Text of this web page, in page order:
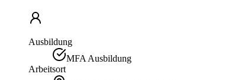
Ausbildung
MFA Ausbildung
Arbeitsort